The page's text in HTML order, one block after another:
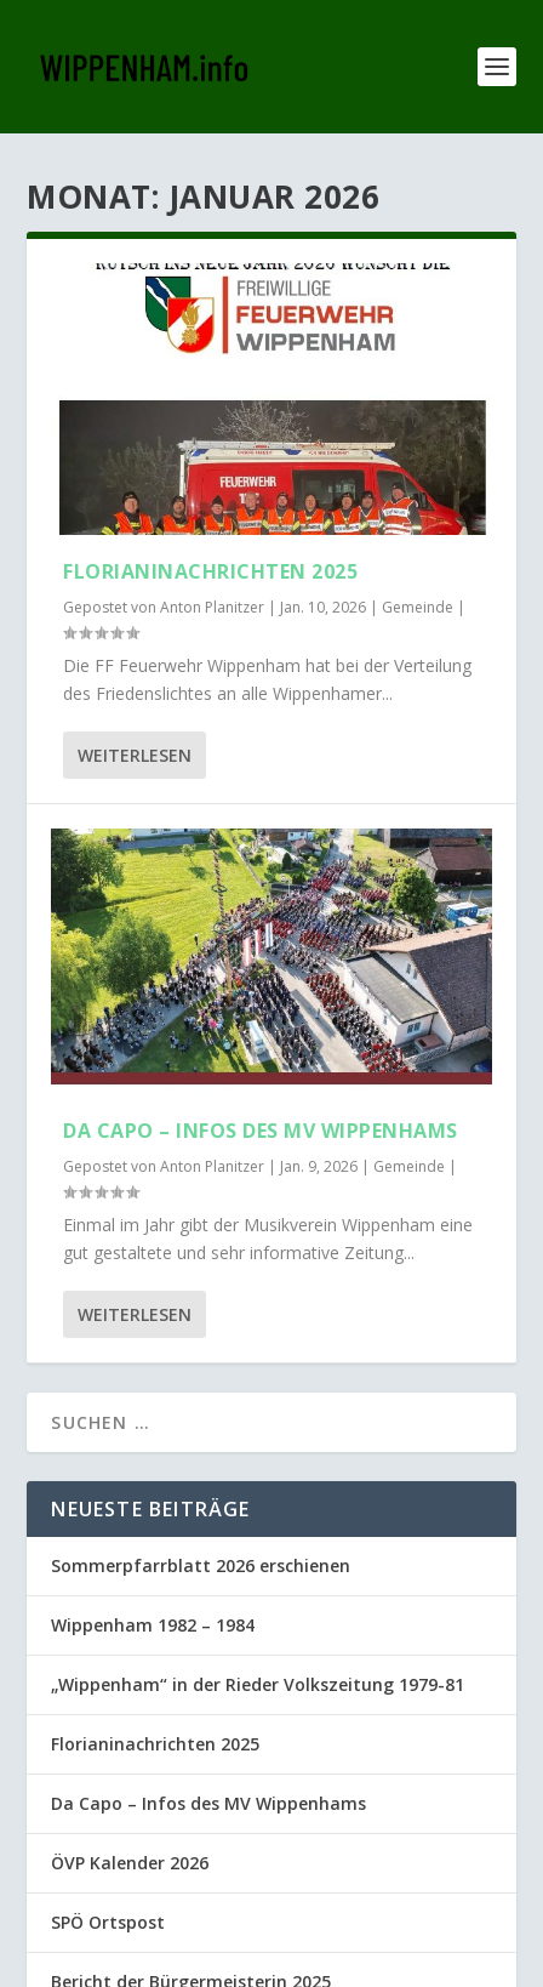
MONAT: JANUAR 2026
FLORIANINACHRICHTEN 2025
Gepostet vonAnton Planitzer | Jan. 10, 2026 | Gemeinde |
Die FF Feuerwehr Wippenham hat bei der Verteilung
des Friedenslichtes an alle Wippenhamer...
WEITERLESEN
DA CAPO – INFOS DES MV WIPPENHAMS
Gepostet vonAnton Planitzer | Jan. 9, 2026 | Gemeinde |
Einmal im Jahr gibt der Musikverein Wippenham eine
gut gestaltete und sehr informative Zeitung...
WEITERLESEN
NEUESTE BEITRÄGE
Sommerpfarrblatt 2026 erschienen
Wippenham 1982 – 1984
„Wippenham“ in der Rieder Volkszeitung 1979-81
Florianinachrichten 2025
Da Capo – Infos des MV Wippenhams
ÖVP Kalender 2026
SPÖ Ortspost
Bericht der Bürgermeisterin 2025